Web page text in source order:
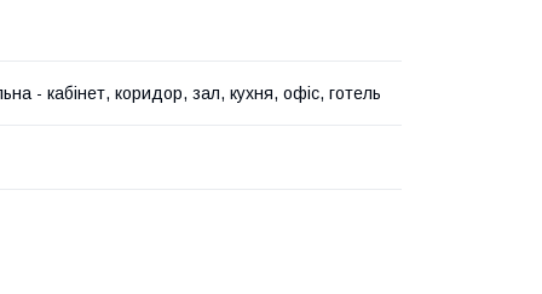
- кабінет, коридор, зал, кухня, офіс, готель